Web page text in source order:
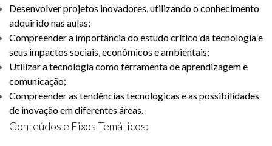
Desenvolver projetos inovadores, utilizando o conhecimento
adquirido nas aulas;
Compreender a importância do estudo crítico da tecnologia e
seus impactos sociais, econômicos e ambientais;
Utilizar a tecnologia como ferramenta de aprendizagem e
comunicação;
Compreender as tendências tecnológicas e as possibilidades
de inovação em diferentes áreas.
Conteúdos e Eixos Temáticos: